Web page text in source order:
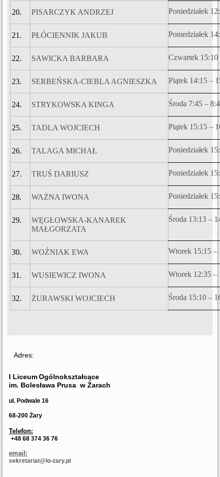
20. PISARCZYK ANDRZEJ Poniedziałek
21. PŁÓCIENNIK JAKUB Poniedziałek
22. SAWICKA BARBARA Czwartek 15:10
23. SERBEŃSKA-CIEBLA AGNIESZKA Piątek 14:15 –
24. STRYKOWSKA KINGA Środa 7:45 –
25. TADLA WOJCIECH Piątek 15:15 –
26. TALAGA MICHAŁ Poniedziałek
27. TRUŚ DARIUSZ Poniedziałek
28. WAŻNA IWONA Poniedziałek
29.
WĘGŁOWSKA-KANAREK
MAŁGORZATA
Środa 13:13 –
30. WOŹNIAK EWA Wtorek 15:15 –
31. WUSIEWICZ IWONA Wtorek 12:35 –
32. ŻURAWSKI WOJCIECH Środa 15:10 –
Adres:
I Liceum Ogólnokształcące
im. Bolesława Prusa w Żarach
ul. Podwale 16
68-200 Żary
Telefon:
+48 68 374 36 76
email:
sekretariat@lo-zary.pl